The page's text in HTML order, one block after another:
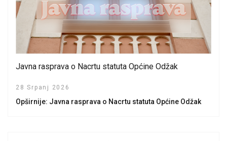
Javna rasprava o Nacrtu statuta Općine Odžak
28 Srpanj 2026
Opširnije: Javna rasprava o Nacrtu statuta Općine Odžak